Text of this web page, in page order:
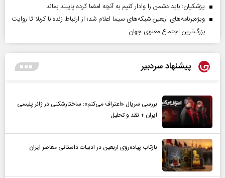
پزشکیان: باید دشمن را وادار کنیم به آنچه امضا کرده پایبند بماند
ویژه‌برنامه‌های اربعین شبکه‌های سیما اعلام شد؛ از ارتباط زنده با کربلا تا روایت
بزرگ‌ترین اجتماع معنوی جهان
پیشنهاد سردبیر
بررسی سریال «اعتراف می‌کنم»؛ ساختارشکنی در ژانر پلیسی
ایران + نقد و تحلیل
بازتاب پیاده‌روی اربعین در ادبیات داستانی معاصر ایران